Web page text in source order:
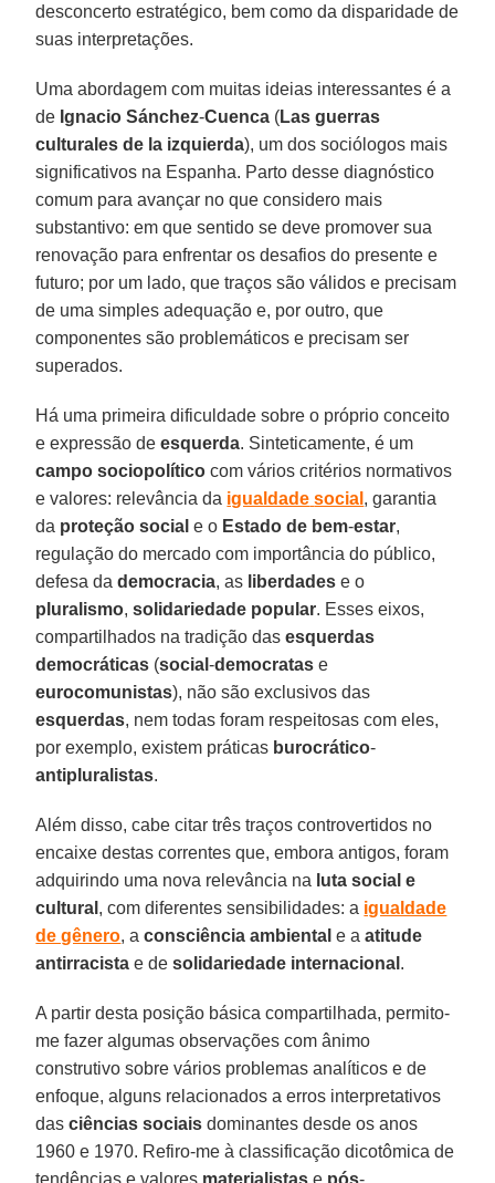
desconcerto estratégico, bem como da disparidade de
suas interpretações.
Uma abordagem com muitas ideias interessantes é a
de Ignacio Sánchez-Cuenca (Las guerras
culturales de la izquierda), um dos sociólogos mais
significativos na Espanha. Parto desse diagnóstico
comum para avançar no que considero mais
substantivo: em que sentido se deve promover sua
renovação para enfrentar os desafios do presente e
futuro; por um lado, que traços são válidos e precisam
de uma simples adequação e, por outro, que
componentes são problemáticos e precisam ser
superados.
Há uma primeira dificuldade sobre o próprio conceito
e expressão deesquerda. Sinteticamente, é um
campo sociopolítico com vários critérios normativos
e valores: relevância da igualdade social , garantia
da proteção social e o Estado de bem-estar,
regulação do mercado com importância do público,
defesa dademocracia, as liberdades e o
pluralismo,solidariedade popular. Esses eixos,
compartilhados na tradição dasesquerdas
democráticas (social-democratas e
eurocomunistas), não são exclusivos das
esquerdas, nem todas foram respeitosas com eles,
por exemplo, existem práticas burocrático-
antipluralistas.
Além disso, cabe citar três traços controvertidos no
encaixe destas correntes que, embora antigos, foram
adquirindo uma nova relevância na luta social e
cultural , com diferentes sensibilidades: a igualdade
de gênero, aconsciência ambiental e aatitude
antirracista e desolidariedade internacional .
A partir desta posição básica compartilhada, permito-
me fazer algumas observações com ânimo
construtivo sobre vários problemas analíticos e de
enfoque, alguns relacionados a erros interpretativos
dasciências sociais dominantes desde os anos
1960 e 1970. Refiro-me à classificação dicotômica de
tendências e valores materialistas e pós-